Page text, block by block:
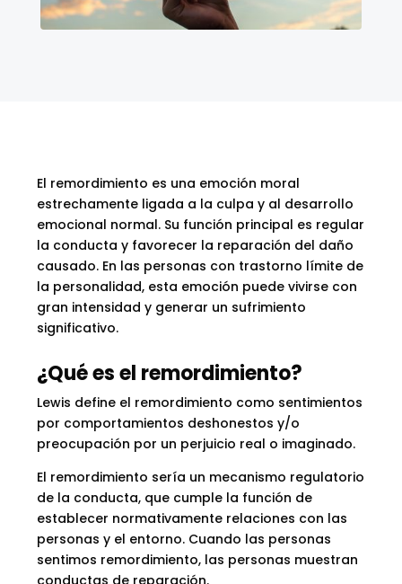
El remordimiento es una emoción moral
estrechamente ligada a la culpa y al desarrollo
emocional normal. Su función principal es regular
la conducta y favorecer la reparación del daño
causado. En las personas con trastorno límite de
la personalidad, esta emoción puede vivirse con
gran intensidad y generar un sufrimiento
significativo.
¿Qué es el remordimiento?
Lewis define el remordimiento como sentimientos
por comportamientos deshonestos y/o
preocupación por un perjuicio real o imaginado.
El remordimiento sería un mecanismo regulatorio
de la conducta, que cumple la función de
establecer normativamente relaciones con las
personas y el entorno. Cuando las personas
sentimos remordimiento, las personas muestran
conductas de reparación.